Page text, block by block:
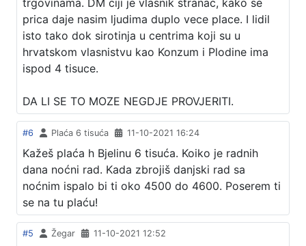
trgovinama. DM ciji je vlasnik stranac, kako se
prica daje nasim ljudima duplo vece place. I lidil
isto tako dok sirotinja u centrima koji su u
hrvatskom vlasnistvu kao Konzum i Plodine ima
ispod 4 tisuce.
DA LI SE TO MOZE NEGDJE PROVJERITI.
#6 Plaća 6 tisuća 11-10-2021 16:24
Kažeš plaća h Bjelinu 6 tisuća. Koiko je radnih
dana noćni rad. Kada zbrojiš danjski rad sa
noćnim ispalo bi ti oko 4500 do 4600. Poserem ti
se na tu plaću!
#5 Žegar 11-10-2021 12:52